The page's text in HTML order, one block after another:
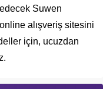
Suwen
alışveriş sitesini
için, ucuzdan